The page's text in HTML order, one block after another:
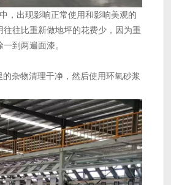
，出现影响正常使用和影响美观的
往比重新做地坪的花费少，因为重
到两遍面漆。
杂物清理干净，然后使用环氧砂浆